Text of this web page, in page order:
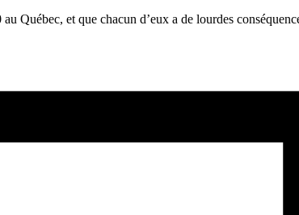
Québec, et que chacun d’eux a de lourdes